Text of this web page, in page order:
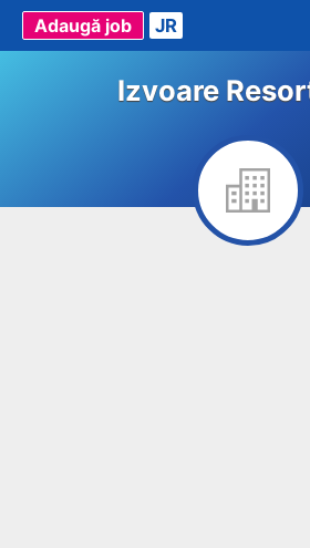
Adaugă job JR
Izvoare